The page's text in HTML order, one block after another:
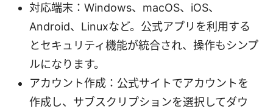
対応端末：Windows、macOS、iOS、
Android、Linuxなど。公式アプリを利用する
とセキュリティ機能が統合され、操作もシンプ
ルになります。
アカウント作成：公式サイトでアカウントを
作成し、サブスクリプションを選択してダウ